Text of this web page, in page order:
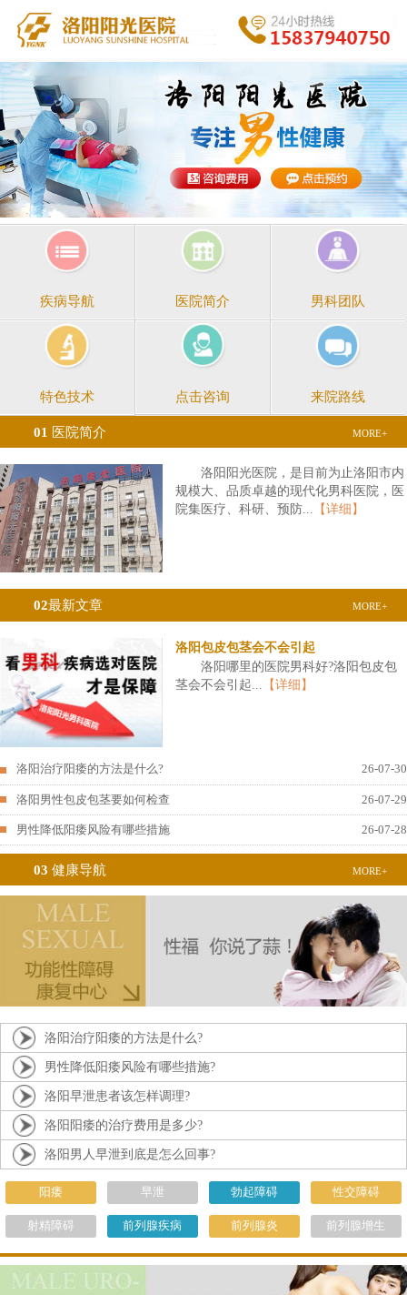
疾病导航 医院简介 男科团队
特色技术 点击咨询 来院路线
01 医院简介 MORE+
洛阳阳光医院，是目前为止洛阳市内
规模大、品质卓越的现代化男科医院，医
院集医疗、科研、预防...
【详细】
02最新文章 MORE+
洛阳包皮包茎会不会引起
洛阳哪里的医院男科好?洛阳包皮包
茎会不会引起...
【详细】
洛阳治疗阳痿的方法是什么? 26-07-30
洛阳男性包皮包茎要如何检查 26-07-29
男性降低阳痿风险有哪些措施 26-07-28
03 健康导航 MORE+
洛阳治疗阳痿的方法是什么?
男性降低阳痿风险有哪些措施?
洛阳早泄患者该怎样调理?
洛阳阳痿的治疗费用是多少?
洛阳男人早泄到底是怎么回事?
阳痿 早泄 勃起障碍 性交障碍
射精障碍 前列腺疾病 前列腺炎 前列腺增生